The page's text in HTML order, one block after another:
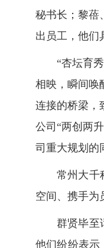
秘书长；黎蓓
出员工，他们
“杏坛育
相映，瞬间唤
连接的桥梁，
公司“两创两
司重大规划的
常州大千
空间、携手为
群贤毕至
他们纷纷表示